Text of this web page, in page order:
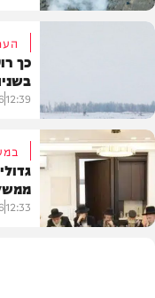
כך
12:39
12:33